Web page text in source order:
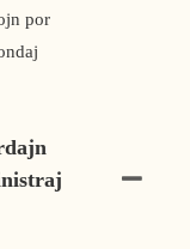
por